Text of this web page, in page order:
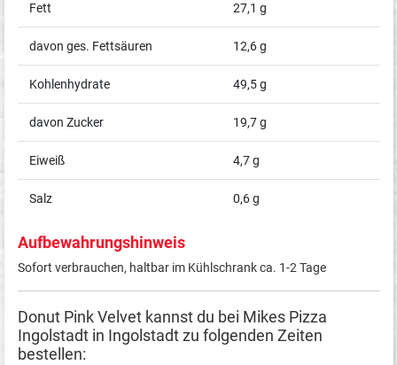
Fett 27,1 g
davon ges. Fettsäuren 12,6 g
Kohlenhydrate 49,5 g
davon Zucker 19,7 g
Eiweiß 4,7 g
Salz 0,6 g
Aufbewahrungshinweis
Sofort verbrauchen, haltbar im Kühlschrank ca. 1-2 Tage
Donut Pink Velvet kannst du bei Mikes Pizza
Ingolstadt in Ingolstadt zu folgenden Zeiten
bestellen: